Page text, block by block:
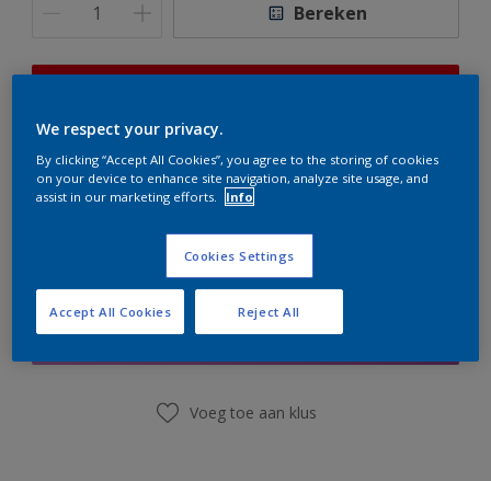
Bereken
er hard aan om de voorraad aan te vullen.
Boodschappenlijst
Vind een winkel
Voeg toe aan klus
We respect your privacy.
By clicking “Accept All Cookies”, you agree to the storing of cookies
on your device to enhance site navigation, analyze site usage, and
assist in our marketing efforts.
Info
Cookies Settings
Reject All
Accept All Cookies